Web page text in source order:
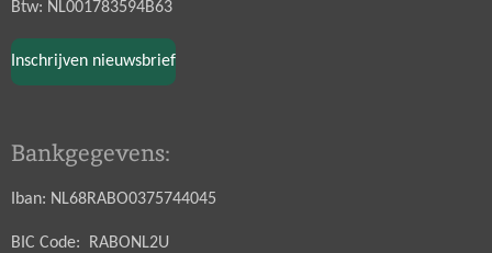
Btw: NL001783594B63
Inschrijven nieuwsbrief
Bankgegevens:
Iban: NL68RABO0375744045
BIC Code: RABONL2U